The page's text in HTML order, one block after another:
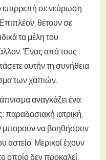
επιρρεπή σε νεύρωση
θέτουν σε
τα μέλη του
Ένας από τους
αυτήν τη συνήθεια
των χαπιών.
αναγκάζει ένα
ιατρική,
να βοηθήσουν
αστείο. Μερικοί έχουν
οποίο δεν προκαλεί